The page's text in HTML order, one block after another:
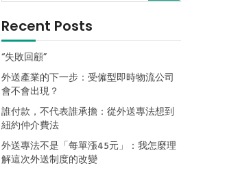
Recent Posts
“失敗回顧”
外送產業的下一步：受僱型即時物流公司
會不會出現？
誰付款，不代表誰承擔：從外送專法想到
紐約仲介費法
外送專法不是「每單漲45元」：我怎麼理
解這次外送制度的改變